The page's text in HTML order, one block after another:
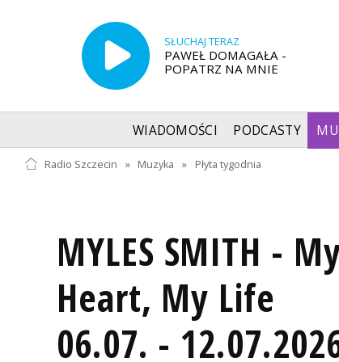
SŁUCHAJ TERAZ
PAWEŁ DOMAGAŁA -
POPATRZ NA MNIE
WIADOMOŚCI PODCASTY
Radio Szczecin » Muzyka » Płyta tygodnia
MYLES SMITH -
Heart, My Life
06.07. -